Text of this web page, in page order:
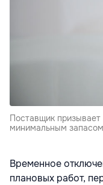
Поставщик призывает
минимальным
Временное
плановых работ,